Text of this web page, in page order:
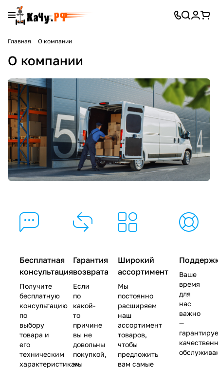
Главная О компании
О компании
Бесплатная
консультация
Получите
бесплатную
консультацию
по
выбору
товара и
его
техническим
характеристикам
Гарантия
возврата
Если
по
какой-
то
причине
вы не
довольны
покупкой,
мы
Широкий
ассортимент
Мы
постоянно
расширяем
наш
ассортимент
товаров,
чтобы
предложить
вам самые
Ваше
время
для
нас
важно
—